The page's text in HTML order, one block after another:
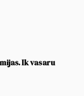
Ik vasaru